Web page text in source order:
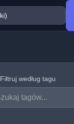
Filtruj według tagu